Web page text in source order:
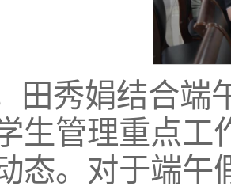
田秀娟结合端
生管理重点工
态。对于端午